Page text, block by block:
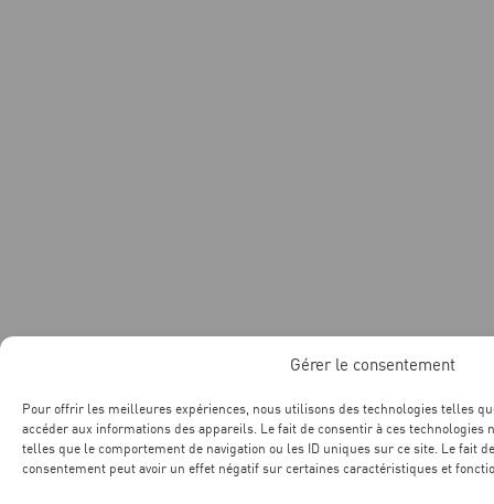
Gérer le consentement
Pour offrir les meilleures expériences, nous utilisons des technologies telles
accéder aux informations des appareils. Le fait de consentir à ces technologies
telles que le comportement de navigation ou les ID uniques sur ce site. Le fait
consentement peut avoir un effet négatif sur certaines caractéristiques et